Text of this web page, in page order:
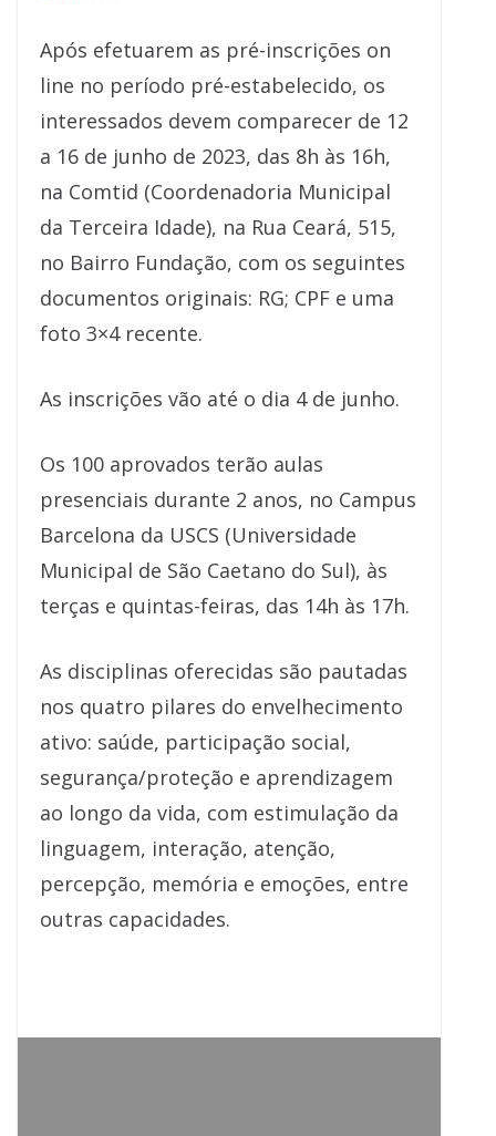
Após efetuarem as pré-inscrições on
line no período pré-estabelecido, os
interessados devem comparecer de 12
a 16 de junho de 2023, das 8h às 16h,
na Comtid (Coordenadoria Municipal
da Terceira Idade), na Rua Ceará, 515,
no Bairro Fundação, com os seguintes
documentos originais: RG; CPF e uma
foto 3×4 recente.
As inscrições vão até o dia 4 de junho.
Os 100 aprovados terão aulas
presenciais durante 2 anos, no Campus
Barcelona da USCS (Universidade
Municipal de São Caetano do Sul), às
terças e quintas-feiras, das 14h às 17h.
As disciplinas oferecidas são pautadas
nos quatro pilares do envelhecimento
ativo: saúde, participação social,
segurança/proteção e aprendizagem
ao longo da vida, com estimulação da
linguagem, interação, atenção,
percepção, memória e emoções, entre
outras capacidades.